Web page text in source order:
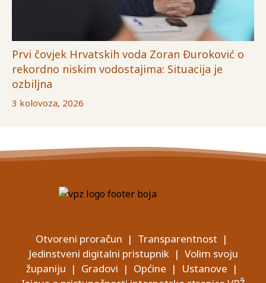
Prvi čovjek Hrvatskih voda Zoran Đuroković o
rekordno niskim vodostajima: Situacija je
ozbiljna
3 kolovoza, 2026
Otvoreni proračun | Transparentnost |
Jedinstveni digitalni pristupnik| Volim svoju
županiju | Gradovi | Općine | Ustanove |